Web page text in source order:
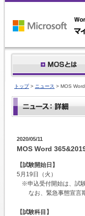
トップ> ニュース > MOS
2020/05/11
MOS Word
【試験開始日】
5月19日（火）
※申込受付開始は、試
なお、緊急事態宣言期
【試験科目】